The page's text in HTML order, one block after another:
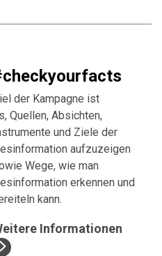
der Kampagne ist
Quellen, Absichten,
und Ziele der
aufzuzeigen
Wege, wie man
erkennen und
kann.
Informationen